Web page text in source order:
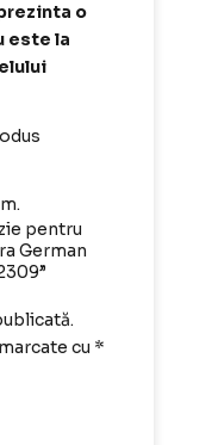
o
este la
pentru
German
cu *